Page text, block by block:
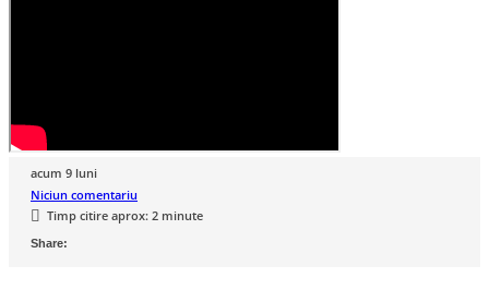
acum 9 luni
Niciun comentariu
Timp citire aprox: 2 minute